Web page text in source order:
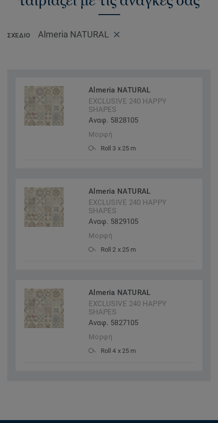
ΣΧΈΔΙΟ Almeria NATURAL
Almeria NATURAL
EXCLUSIVE 240 HAPPY
SHAPES
Αναφ. 5828105
Μορφή
Roll 3 x 25 m
Almeria NATURAL
EXCLUSIVE 240 HAPPY
SHAPES
Αναφ. 5829105
Μορφή
Roll 2 x 25 m
Almeria NATURAL
EXCLUSIVE 240 HAPPY
SHAPES
Αναφ. 5827105
Μορφή
Roll 4 x 25 m